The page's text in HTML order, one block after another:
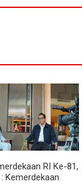
RI Ke-81,
Kemerdekaan